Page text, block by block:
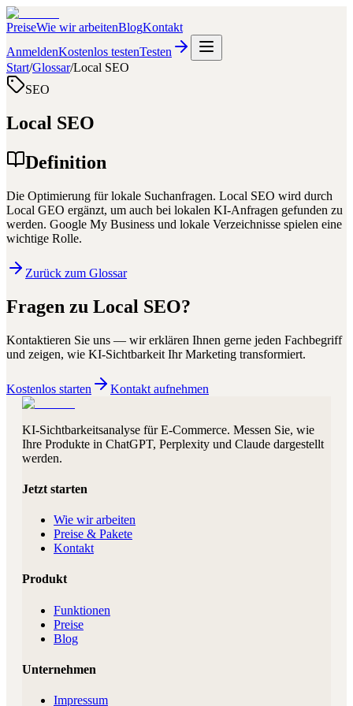
PreiseWie wir arbeitenBlogKontakt
AnmeldenKostenlos testenTesten
Start/Glossar/Local SEO
SEO
Local SEO
Definition
Die Optimierung für lokale Suchanfragen. Local SEO wird durch
Local GEO ergänzt, um auch bei lokalen KI-Anfragen gefunden zu
werden. Google My Business und lokale Verzeichnisse spielen eine
wichtige Rolle.
Zurück zum Glossar
Fragen zu Local SEO?
Kontaktieren Sie uns — wir erklären Ihnen gerne jeden Fachbegriff
und zeigen, wie KI-Sichtbarkeit Ihr Marketing transformiert.
Kostenlos starten Kontakt aufnehmen
KI-Sichtbarkeitsanalyse für E-Commerce. Messen Sie, wie
Ihre Produkte in ChatGPT, Perplexity und Claude dargestellt
werden.
Jetzt starten
Wie wir arbeiten
Preise & Pakete
Kontakt
Produkt
Funktionen
Preise
Blog
Unternehmen
Impressum